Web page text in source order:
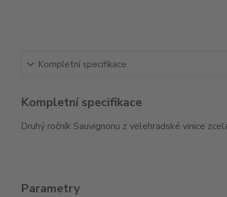
Kompletní specifikace
Kompletní specifikace
Druhý ročník Sauvignonu z velehradské vinice
Parametry